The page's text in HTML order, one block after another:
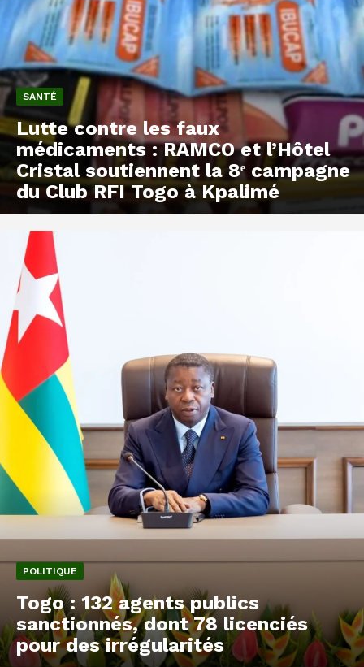
SANTÉ
Lutte contre les faux
médicaments : RAMCO et l’Hôtel
Cristal soutiennent la 8ᵉ campagne
du Club RFI Togo à Kpalimé
POLITIQUE
Togo : 132 agents publics
sanctionnés, dont 78 licenciés
pour des irrégularités